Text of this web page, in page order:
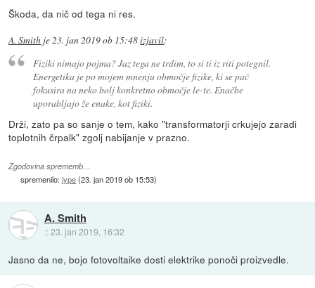
Škoda, da nič od tega ni res.
A. Smith je23. jan 2019 ob 15:48izjavil:
Fiziki nimajo pojma? Jaz tega ne trdim, to si ti iz riti potegnil.
Energetika je po mojem mnenju območje fizike, ki se pač
fokusira na neko bolj konkretno območje le-te. Enačbe
uporabljajo že enake, kot fiziki.
Drži, zato pa so sanje o tem, kako "transformatorji crkujejo zaradi
toplotnih črpalk" zgolj nabijanje v prazno.
Zgodovina sprememb…
spremenilo:jype(23. jan 2019 ob 15:53)
A. Smith
::23. jan 2019, 16:32
Jasno da ne, bojo fotovoltaike dosti elektrike ponoči proizvedle.